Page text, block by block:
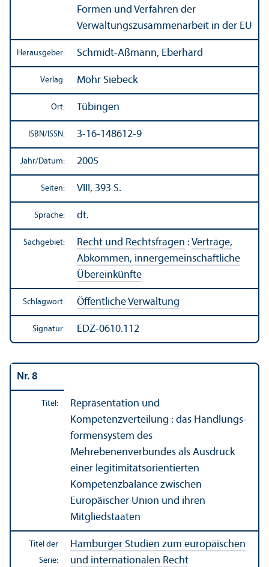
Formen und Verfahren der
Verwaltungs­zusammenarbeit in der EU
Herausgeber: Schmidt-Aßmann, Eberhard
Verlag: Mohr Siebeck
Ort: Tübingen
ISBN/ ISSN: 3-16-148612-9
Jahr/Datum: 2005
Seiten: VIII, 393 S.
Sprache: dt.
Sachgebiet: Recht und Rechts­fragen : Verträge,
Abkommen, innergemeinschaft­liche
Über­einkünfte
Schlagwort: Öffentliche Verwaltung
Signatur: EDZ-0610.112
Nr. 8
Titel:
Repräsentation und
Kompetenzverteilung : das Handlungs­
formen­system des
Mehrebenenverbundes als Ausdruck
einer legitimitäts­orientierten
Kompetenzbalance zwischen
Europäischer Union und ihren
Mitgliedstaaten
Titel der
Serie:
Hamburger Studien zum europäischen
und internationalen Recht